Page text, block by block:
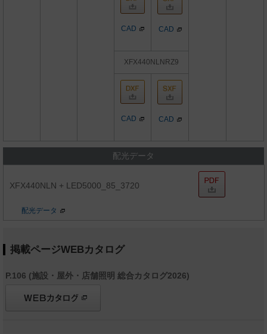
CAD CAD
XFX440NLNRZ9
CAD CAD
配光データ
XFX440NLN + LED5000_85_3720
配光データ
掲載ページWEBカタログ
P.106 (施設・屋外・店舗照明 総合カタログ2026)